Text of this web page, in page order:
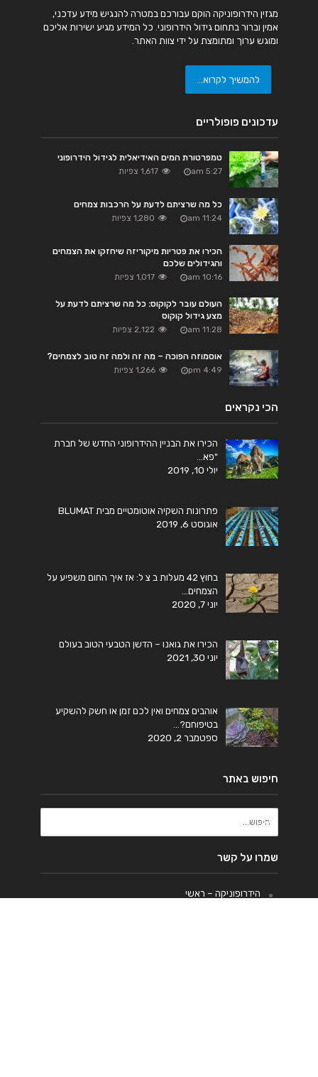
מגזין הידרופוניקה הוקם עבורכם במטרה להנגיש מידע עדכני,
אמין וברור בתחום גידול הידרופוני. כל המידע מגיע ישירות אליכם
ומוגש ערוך ומתומצת על ידי צוות האתר.
להמשיך לקרוא...
עדכונים פופולריים
טמפרטורת המים האידיאלית לגידול הידרופוני
5:27 am 1,617 צפיות
כל מה שרציתם לדעת על הרכבות צמחים
11:24 am 1,280 צפיות
הכירו את פטריות מיקוריזה שיחזקו את הצמחים
והגידולים שלכם
10:16 am 1,017 צפיות
העולם עובר לקוקוס: כל מה שרציתם לדעת על
מצע גידול קוקוס
11:28 am 2,122 צפיות
אוסמוזה הפוכה – מה זה ולמה זה טוב לצמחים?
4:49 pm 1,266 צפיות
הכי נקראים
הכירו את הבניין ההידרופוני החדש של חברת
"פא…
יולי 10, 2019
פתרונות השקיה אוטומטיים מבית BLUMAT
אוגוסט 6, 2019
בחוץ 42 מעלות ב צ ל: אז איך החום משפיע על
הצמחים…
יוני 7, 2020
הכירו את גואנו – הדשן הטבעי הטוב בעולם
יוני 30, 2021
אוהבים צמחים ואין לכם זמן או חשק להשקיע
בטיפוחם?…
ספטמבר 2, 2020
חיפוש באתר
שמרו על קשר
הידרופוניקה – ראשי